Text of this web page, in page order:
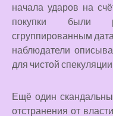
начала ударов на
покупки были
сгруппированным
наблюдатели
для чистой
Ещё один
отстранения от